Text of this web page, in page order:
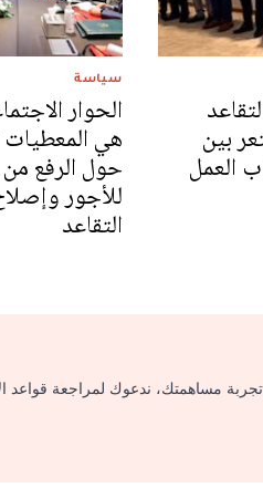
بين
العمل
سياسة
الحوار
هي المعطيات
حول الرفع من
للأجور
التقاعد
تجربة مساهمتك، ندعوك لمراجعة قواعد